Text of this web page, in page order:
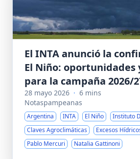
El INTA anunció la
El Niño: oportunidades
para la campaña 2026/
28 mayo 2026 · 6 mins
Notaspampeanas
Argentina INTA El Niño
Instituto
Claves Agroclimáticas
Excesos
Pablo Mercuri
Natalia Gattinoni